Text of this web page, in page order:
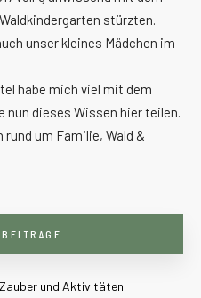
stürzten.
unser kleines Mädchen im
habe mich viel mit dem
dieses Wissen hier teilen.
um Familie, Wald &
und Aktivitäten